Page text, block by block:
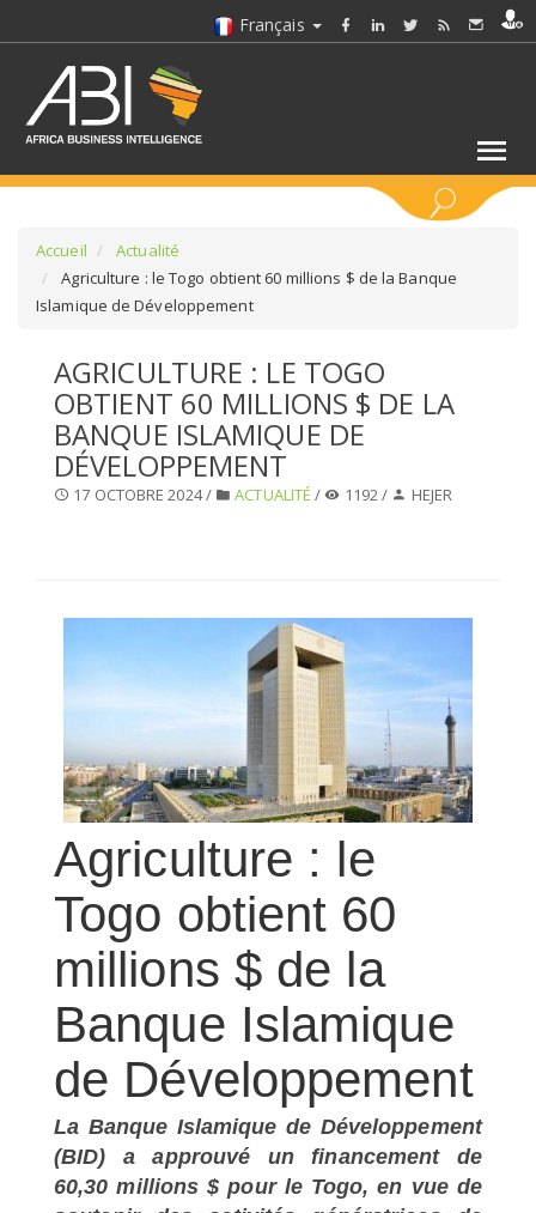
Français
SÉLECTIONNEZ UN DOSSIER
SELECTIONNEZ UNE SECTION
Accueil
Actualité
Agriculture : le Togo obtient 60 millions $ de la Banque
Islamique de Développement
AGRICULTURE : LE TOGO
OBTIENT 60 MILLIONS $ DE LA
BANQUE ISLAMIQUE DE
DÉVELOPPEMENT
17 OCTOBRE 2024 / ACTUALITÉ / 1192 / HEJER
Agriculture : le
Togo obtient 60
millions $ de la
Banque Islamique
de Développement
La Banque Islamique de Développement
(BID) a approuvé un financement de
60,30 millions $ pour le Togo, en vue de